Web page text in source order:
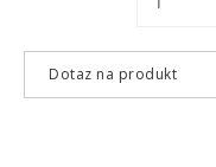
Dotaz na produkt